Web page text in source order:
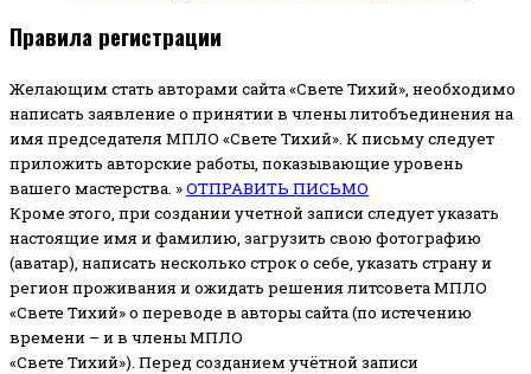
Правила регистрации
Желающим стать авторами сайта «Свете Тихий», необходимо
написать заявление о принятии в члены литобъединения на
имя председателя МПЛО «Свете Тихий». К письму следует
приложить авторские работы, показывающие уровень
вашего мастерства. »ОТПРАВИТЬ ПИСЬМО
Кроме этого, при создании учетной записи следует указать
настоящие имя и фамилию, загрузить свою фотографию
(аватар), написать несколько строк о себе, указать страну и
регион проживания и ожидать решения литсовета МПЛО
«Свете Тихий» о переводе в авторы сайта (по истечению
времени – и в члены МПЛО
«Свете Тихий»). Перед созданием учётной записи